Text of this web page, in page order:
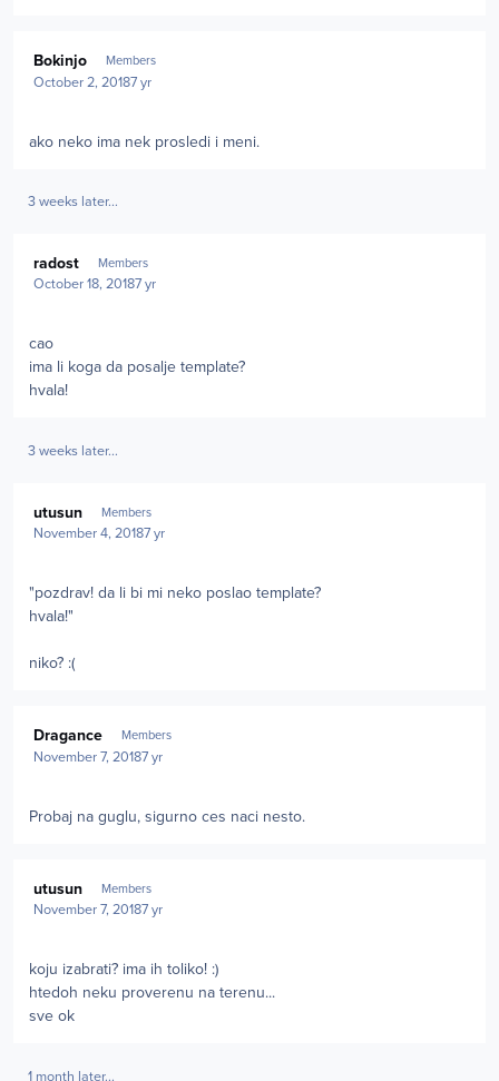
Bokinjo Members
October 2, 20187 yr
ako neko ima nek prosledi i meni.
3 weeks later...
radost Members
October 18, 20187 yr
cao
ima li koga da posalje template?
hvala!
3 weeks later...
utusun Members
November 4, 20187 yr
"pozdrav! da li bi mi neko poslao template?
hvala!"
niko? :(
Dragance Members
November 7, 20187 yr
Probaj na guglu, sigurno ces naci nesto.
utusun Members
November 7, 20187 yr
koju izabrati? ima ih toliko! :)
htedoh neku proverenu na terenu...
sve ok
1 month later...